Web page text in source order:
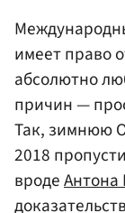
имеет право
абсолютно
причин —
Так, зимнюю
2018
вроде